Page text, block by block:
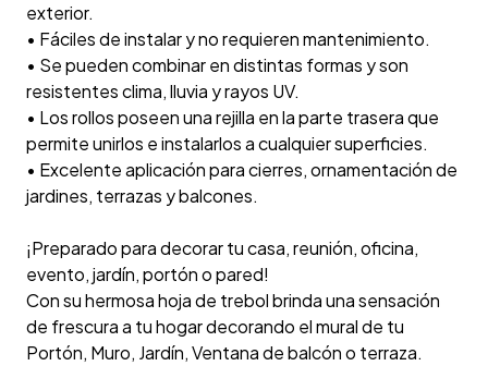
exterior.
• Fáciles de instalar y no requieren mantenimiento.
• Se pueden combinar en distintas formas y son
resistentes clima, lluvia y rayos UV.
• Los rollos poseen una rejilla en la parte trasera que
permite unirlos e instalarlos a cualquier superficies.
• Excelente aplicación para cierres, ornamentación de
jardines, terrazas y balcones.
¡Preparado para decorar tu casa, reunión, oficina,
evento, jardín, portón o pared!
Con su hermosa hoja de trebol brinda una sensación
de frescura a tu hogar decorando el mural de tu
Portón, Muro, Jardín, Ventana de balcón o terraza.